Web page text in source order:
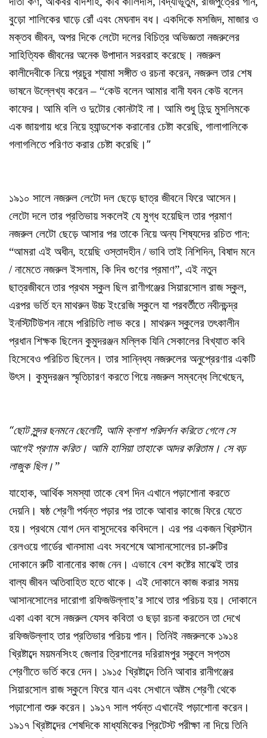
বুড়ো শালিকের ঘাড়ে রোঁ এবং মেঘনাদ বধ। একদিকে মসজিদ, মাজার ও
মক্তব জীবন, অপর দিকে লেটো দলের বিচিত্র অভিজ্ঞতা নজরুলের
সাহিত্যিক জীবনের অনেক উপাদান সরবরাহ করেছে। নজরুল
কালীদেবীকে নিয়ে প্রচুর শ্যামা সঙ্গীত ও রচনা করেন, নজরুল তার শেষ
ভাষনে উল্লেখ্য করেন – “কেউ বলেন আমার বানী যবন কেউ বলেন
কাফের। আমি বলি ও দুটোর কোনটাই না। আমি শুধু হিন্দু মুসলিমকে
এক জায়গায় ধরে নিয়ে হ্যান্ডশেক করানোর চেষ্টা করেছি, গালাগালিকে
গলাগলিতে পরিণত করার চেষ্টা করেছি।”
১৯১০ সালে নজরুল লেটো দল ছেড়ে ছাত্র জীবনে ফিরে আসেন।
লেটো দলে তার প্রতিভায় সকলেই যে মুগ্ধ হয়েছিল তার প্রমাণ
নজরুল লেটো ছেড়ে আসার পর তাকে নিয়ে অন্য শিষ্যদের রচিত গান:
“আমরা এই অধীন, হয়েছি ওস্তাদহীন / ভাবি তাই নিশিদিন, বিষাদ মনে
/ নামেতে নজরুল ইসলাম, কি দিব গুণের প্রমাণ”, এই নতুন
ছাত্রজীবনে তার প্রথম স্কুল ছিল রাণীগঞ্জের সিয়ারসোল রাজ স্কুল,
এরপর ভর্তি হন মাথরুন উচ্চ ইংরেজি স্কুলে যা পরবর্তীতে নবীনচন্দ্র
ইনস্টিটিউশন নামে পরিচিতি লাভ করে। মাথরুন স্কুলের তৎকালীন
প্রধান শিক্ষক ছিলেন কুমুদরঞ্জন মল্লিক যিনি সেকালের বিখ্যাত কবি
হিসেবেও পরিচিত ছিলেন। তার সান্নিধ্য নজরুলের অনুপ্রেরণার একটি
উৎস। কুমুদরঞ্জন স্মৃতিচারণ করতে গিয়ে নজরুল সম্বন্ধে লিখেছেন,
“ছোট সুন্দর ছনমনে ছেলেটি, আমি ক্লাশ পরিদর্শন করিতে গেলে সে
আগেই প্রণাম করিত। আমি হাসিয়া তাহাকে আদর করিতাম। সে বড়
লাজুক ছিল।”
যাহোক, আর্থিক সমস্যা তাকে বেশ দিন এখানে পড়াশোনা করতে
দেয়নি। ষষ্ঠ শ্রেণী পর্যন্ত পড়ার পর তাকে আবার কাজে ফিরে যেতে
হয়। প্রথমে যোগ দেন বাসুদেবের কবিদলে। এর পর একজন খ্রিস্টান
রেলওয়ে গার্ডের খানসামা এবং সবশেষে আসানসোলের চা-রুটির
দোকানে রুটি বানানোর কাজ নেন। এভাবে বেশ কষ্টের মাঝেই তার
বাল্য জীবন অতিবাহিত হতে থাকে। এই দোকানে কাজ করার সময়
আসানসোলের দারোগা রফিজউল্লাহ’র সাথে তার পরিচয় হয়। দোকানে
একা একা বসে নজরুল যেসব কবিতা ও ছড়া রচনা করতেন তা দেখে
রফিজউল্লাহ তার প্রতিভার পরিচয় পান। তিনিই নজরুলকে ১৯১৪
খ্রিষ্টাব্দে ময়মনসিংহ জেলার ত্রিশালের দরিরামপুর স্কুলে সপ্তম
শ্রেণীতে ভর্তি করে দেন। ১৯১৫ খ্রিষ্টাব্দে তিনি আবার রানীগঞ্জের
সিয়ারসোল রাজ স্কুলে ফিরে যান এবং সেখানে অষ্টম শ্রেণী থেকে
পড়াশোনা শুরু করেন। ১৯১৭ সাল পর্যন্ত এখানেই পড়াশোনা করেন।
১৯১৭ খ্রিষ্টাব্দের শেষদিকে মাধ্যমিকের প্রিটেস্ট পরীক্ষা না দিয়ে তিনি